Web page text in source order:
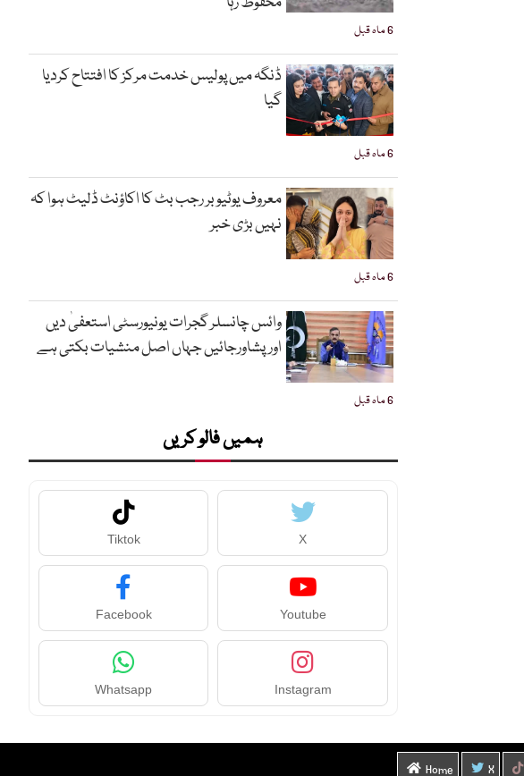
6 ماہ قبل
6 ماہ قبل
ڈنگہ میں پولیس خدمت مرکز کا افتتاح کردیا
گیا
6 ماہ قبل
معروف یوٹیوبر رجب بٹ کا اکاؤنٹ ڈلیٹ ہوا کہ
نہیں بڑی خبر
6 ماہ قبل
وائس چانسلر گجرات یونیورسٹی استعفیٰ دیں
اورپشاورجائیں جہاں اصل منشیات بکتی ہے
ہمیں فالو کریں
X
Tiktok
Youtube
Facebook
Instagram
Whatsapp
Home X